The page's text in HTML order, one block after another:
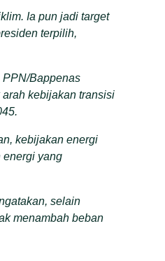
Ia pun jadi target
terpilih,
PPN/Bappenas
kebijakan transisi
kebijakan energi
energi yang
selain
menambah beban